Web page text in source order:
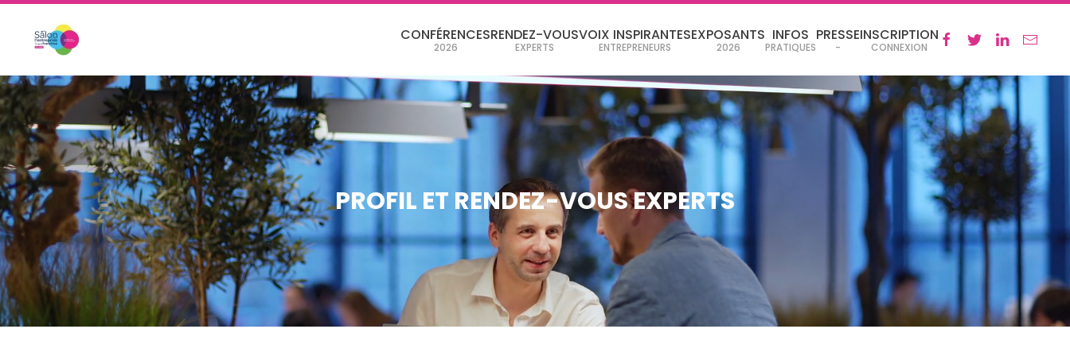
Skip to main content
CONFÉRENCES
2026
RENDEZ-VOUS
EXPERTS
VOIX INSPIRANTES
ENTREPRENEURS
EXPOSANTS
2026
INFOS
PRATIQUES
PRESSE
-
INSCRIPTION
CONNEXION
PROFIL ET RENDEZ-VOUS EXPERTS